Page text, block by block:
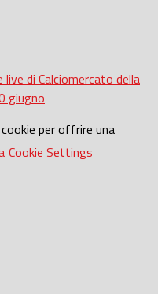
di Calciomercato della
giugno
per offrire una
Cookie Settings